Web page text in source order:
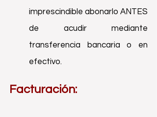
imprescindible abonarlo ANTES
de acudir mediante
transferencia bancaria o en
efectivo.
Facturación: